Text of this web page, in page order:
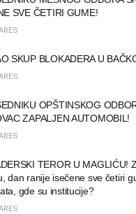
SVE ČETIRI GUME!
SKUP BLOKADERA U
OPŠTINSKOG
ZAPALJEN AUTOMOBIL!
TEROR U MAGLIĆU!
dan ranije isečene sve četiri
gde su institucije?